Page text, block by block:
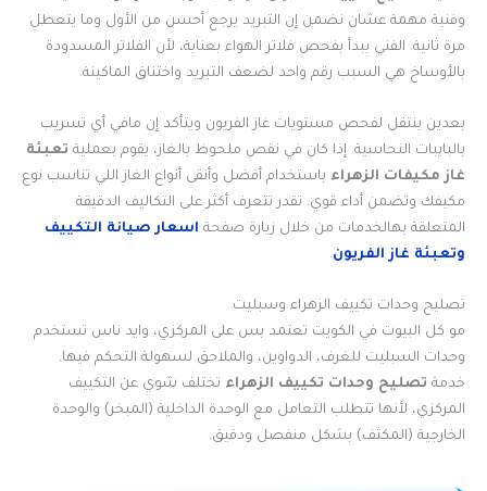
وفنية مهمة عشان نضمن إن التبريد يرجع أحسن من الأول وما يتعطل
مرة ثانية. الفني يبدأ بفحص فلاتر الهواء بعناية، لأن الفلاتر المسدودة
بالأوساخ هي السبب رقم واحد لضعف التبريد واختناق الماكينة.
بعدين ينتقل لفحص مستويات غاز الفريون ويتأكد إن مافي أي تسريب
بالبايبات النحاسية. إذا كان في نقص ملحوظ بالغاز، يقوم بعملية تعبئة
غاز مكيفات الزهراء باستخدام أفضل وأنقى أنواع الغاز اللي تناسب نوع
مكيفك وتضمن أداء قوي. تقدر تتعرف أكثر على التكاليف الدقيقة
المتعلقة بهالخدمات من خلال زيارة صفحة اسعار صيانة التكييف
وتعبئة غاز الفريون.
تصليح وحدات تكييف الزهراء وسبليت
مو كل البيوت في الكويت تعتمد بس على المركزي، وايد ناس تستخدم
وحدات السبليت للغرف، الدواوين، والملاحق لسهولة التحكم فيها.
خدمة تصليح وحدات تكييف الزهراء تختلف شوي عن التكييف
المركزي، لأنها تتطلب التعامل مع الوحدة الداخلية (المبخر) والوحدة
الخارجية (المكثف) بشكل منفصل ودقيق.